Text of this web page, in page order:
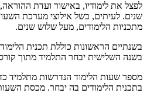
לפצל את לימודיו, באישור ועדת
שנים. לעיתים, בשל אילוצי מערכת
מתכניות הלימודים, מעל שלוש שנים.
בשנתיים הראשונות כוללת תכנית
בשנה השלישית יבחר התלמיד מתוך
מספר שעות הלימוד הנדרשות מתלמיד
בתכנית הלימודים בה יבחר. מכסת